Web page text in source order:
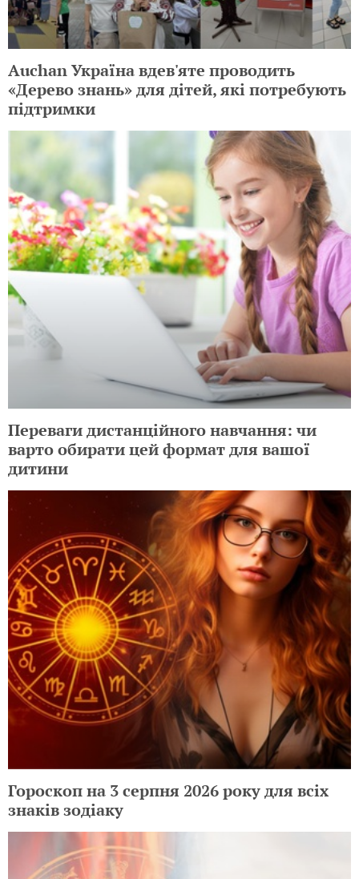
Auchan Україна вдев'яте проводить
«Дерево знань» для дітей, які потребують
підтримки
Переваги дистанційного навчання: чи
варто обирати цей формат для вашої
дитини
Гороскоп на 3 серпня 2026 року для всіх
знаків зодіаку